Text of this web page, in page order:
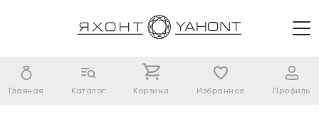
Главная Каталог Корзина Избранное Профиль